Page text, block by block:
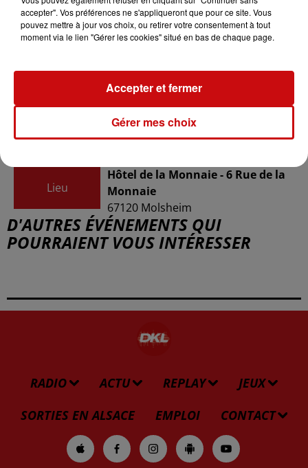
Date
du25 novembre 2023 à 9h00
Gratuit
Lieu
Hôtel de la Monnaie - 6 Rue de la
Monnaie
67120 Molsheim
D'AUTRES ÉVÉNEMENTS QUI
POURRAIENT VOUS INTÉRESSER
RADIO ACTU REPLAY
JEUX
SORTIES EN ALSACE
EMPLOI CONTACT
accepter". Vos préférences ne s'appliqueront que pour ce site. Vous
pouvez mettre à jour vos choix, ou retirer votre consentement à tout
moment via le lien "Gérer les cookies" situé en bas de chaque page.
Gérer mes choix
Accepter et fermer